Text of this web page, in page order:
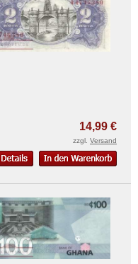
14,99 €
zzgl. Versand